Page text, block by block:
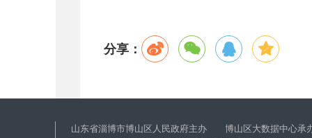
分享：
山东省淄博市博山区人民政府主办 博山区大数据中心承